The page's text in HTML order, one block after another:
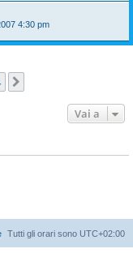
4:30 pm
Vai a
Tutti gli orari sono UTC+02:00